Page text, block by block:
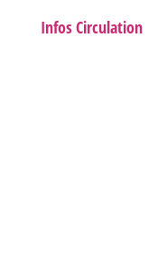
Infos Circulation